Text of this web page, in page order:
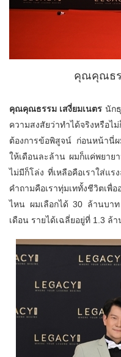
คุณคุณธร
คุณคุณธรรม เสงี่ยมเนตร นัก
ความสงสัยว่าทำได้จริงหรือ
ต้องการข้อพิสูจน์ ก่อนหน้านี่
ให้เดือนละล้าน ผมก็แค่พยาย
ไม่มีก็โล่ง ที่เหลือคือเราใส่
คำถามคือเราทุ่มเททั้งชีวิตเพื่
ไหน ผมเลือกได้ 30 ล้านบาท
เดือน รายได้เฉลี่ยอยู่ที่ 1.3 ล้